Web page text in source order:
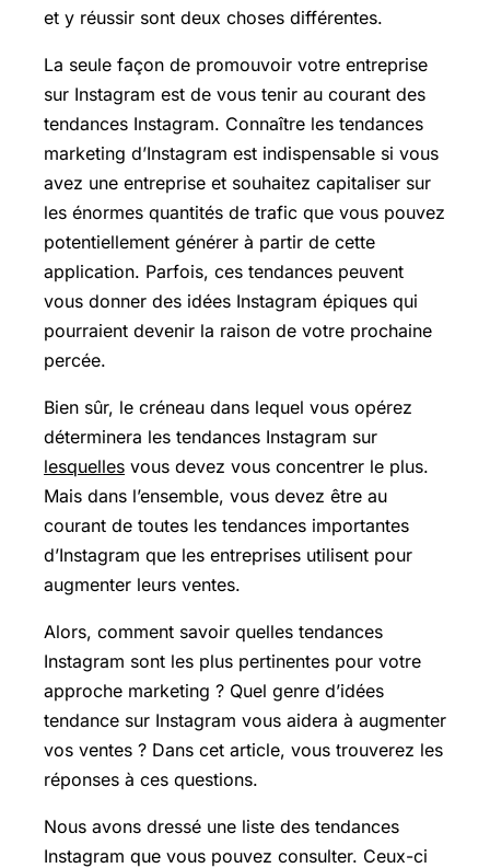
et y réussir sont deux choses différentes.
La seule façon de promouvoir votre entreprise
sur Instagram est de vous tenir au courant des
tendances Instagram. Connaître les tendances
marketing d’Instagram est indispensable si vous
avez une entreprise et souhaitez capitaliser sur
les énormes quantités de trafic que vous pouvez
potentiellement générer à partir de cette
application. Parfois, ces tendances peuvent
vous donner des idées Instagram épiques qui
pourraient devenir la raison de votre prochaine
percée.
Bien sûr, le créneau dans lequel vous opérez
déterminera les tendances Instagram sur
lesquelles vous devez vous concentrer le plus.
Mais dans l’ensemble, vous devez être au
courant de toutes les tendances importantes
d’Instagram que les entreprises utilisent pour
augmenter leurs ventes.
Alors, comment savoir quelles tendances
Instagram sont les plus pertinentes pour votre
approche marketing ? Quel genre d’idées
tendance sur Instagram vous aidera à augmenter
vos ventes ? Dans cet article, vous trouverez les
réponses à ces questions.
Nous avons dressé une liste des tendances
Instagram que vous pouvez consulter. Ceux-ci